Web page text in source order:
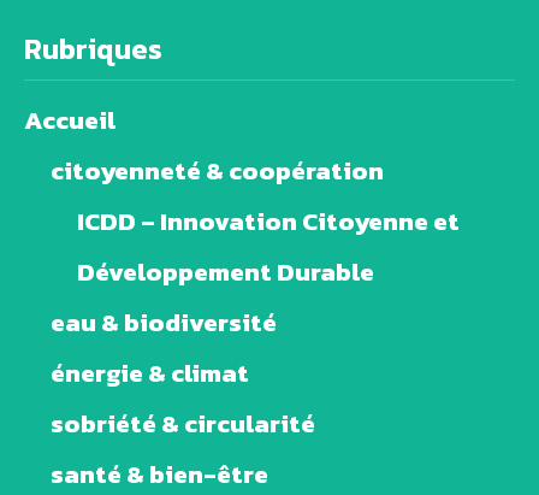
Rubriques
Accueil
citoyenneté & coopération
ICDD – Innovation Citoyenne et
Développement Durable
eau & biodiversité
énergie & climat
sobriété & circularité
santé & bien-être